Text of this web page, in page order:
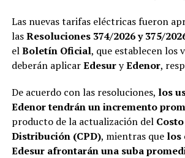
Las nuevas tarifas eléctricas fueron
lasResoluciones 374/2026 y 375/
elBoletín Oficial, que establecen los
deberán aplicarEdesuryEdenor,
De acuerdo con las resoluciones, los
Edenor tendrán un incremento
producto de la actualización del
Distribución (CPD), mientras que los
Edesur afrontarán una suba